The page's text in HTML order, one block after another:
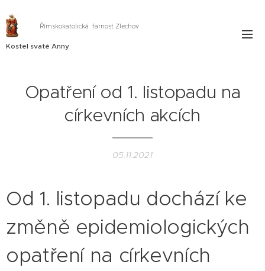
Římskokatolická farnost Zlechov
Kostel svaté Anny
Opatření od 1. listopadu na
církevních akcích
05.11.2021
Od 1. listopadu dochází ke
změně epidemiologických
opatření na církevních